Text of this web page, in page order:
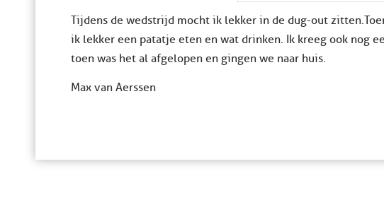
Tijdens de wedstrijd mocht ik lekker in de dug-out
ik lekker een patatje eten en wat drinken. Ik kreeg ook nog
toen was het al afgelopen en gingen we naar huis.
Max van Aerssen